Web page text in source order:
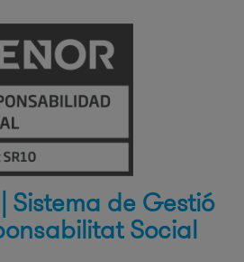
Sistema de Gestió
Social